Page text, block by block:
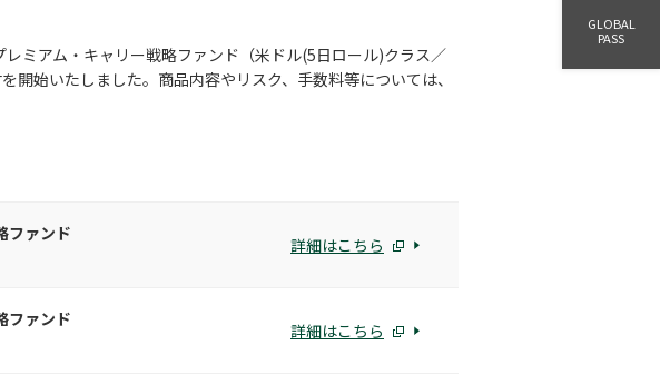
ミアム・キャリー戦略ファンド（米ドル(5日ロール)クラス／
始いたしました。商品内容やリスク、手数料等については、
ファンド
詳細はこちら
ファンド
詳細はこちら
GLOBAL
PASS